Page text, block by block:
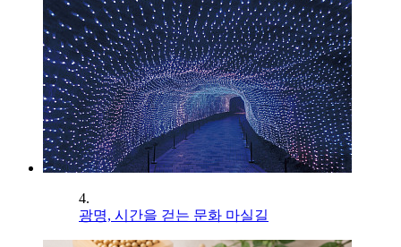
4.
광명, 시간을 걷는 문화 마실길